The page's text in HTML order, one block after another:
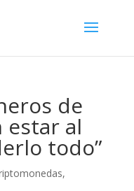
de
estar al
todo”
,